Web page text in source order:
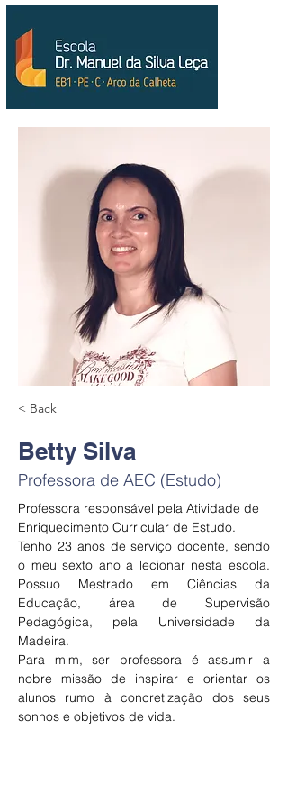
< Back
Betty Silva
Professora de AEC (Estudo)
Professora responsável pela Atividade de
Enriquecimento Curricular de Estudo.
Tenho 23 anos de serviço docente, sendo
o meu sexto ano a lecionar nesta escola.
Possuo Mestrado em Ciências da
Educação, área de Supervisão
Pedagógica, pela Universidade da
Madeira.
Para mim, ser professora é assumir a
nobre missão de inspirar e orientar os
alunos rumo à concretização dos seus
sonhos e objetivos de vida.